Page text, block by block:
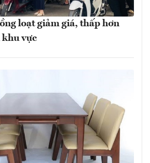
loạt giảm giá, thấp hơn
khu vực